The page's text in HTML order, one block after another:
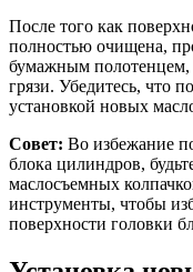
После того как
полностью очищена,
бумажным полотенцем,
грязи. Убедитесь, что
установкой новых
Совет: Во избежание
блока цилиндров,
маслосъемных
инструменты, чтобы
поверхности головки